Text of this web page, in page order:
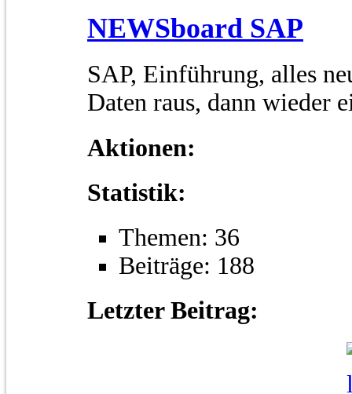
NEWSboard SAP
SAP, Einführung, alles
Daten raus, dann wieder
Aktionen:
Statistik:
Themen: 36
Beiträge: 188
Letzter Beitrag: